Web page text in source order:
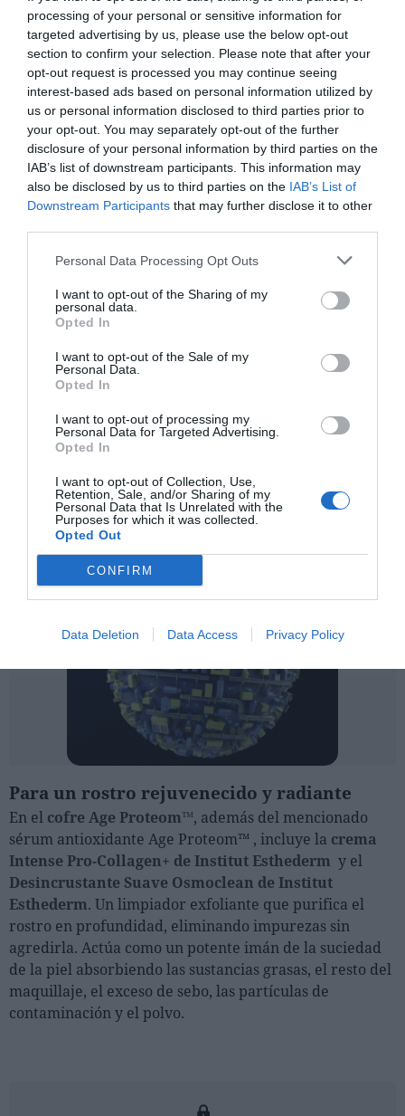
processing of your personal or sensitive information for
targeted advertising by us, please use the below opt-out
section to confirm your selection. Please note that after your
opt-out request is processed you may continue seeing
interest-based ads based on personal information utilized by
us or personal information disclosed to third parties prior to
your opt-out. You may separately opt-out of the further
disclosure of your personal information by third parties on the
IAB’s list of downstream participants. This information may
also be disclosed by us to third parties on the IAB’s List of
Downstream Participants that may further disclose it to other
Personal Data Processing Opt Outs
I want to opt-out of the Sharing of my
personal data.
Opted In
I want to opt-out of the Sale of my
Personal Data.
Opted In
I want to opt-out of processing my
Personal Data for Targeted Advertising.
Opted In
I want to opt-out of Collection, Use,
Retention, Sale, and/or Sharing of my
Personal Data that Is Unrelated with the
Purposes for which it was collected.
Opted Out
CONFIRM
Data Deletion Data Access Privacy Policy
En elcofre Pro Collagen+,además del sérum
antioxidanteAge Proteom™ ,podrás encontrar
crema Intense Pro-Collagen+, que estimula la
producción natural de cinco tipos de colágeno para
lograr un efectoliftinginmediato, duradero y natural. A
diferencia de otras hidratantes, combate visiblemente
la flacidez de la piel gracias a una combinación de 3
péptidos biomiméticos junto con un azúcar
biomimético.
Para un rostro rejuvenecido y radiante
En el cofreAge Proteom™, además del mencionado
sérum antioxidante Age Proteom™ , incluye la crema
Intense Pro-Collagen+ de Institut Esthederm y el
Desincrustante Suave Osmoclean de Institut
Esthederm. Un limpiador exfoliante que purifica el
rostro en profundidad, eliminando impurezas sin
agredirla. Actúa como un potente imán de la suciedad
de la piel absorbiendo las sustancias grasas, el resto del
maquillaje, el exceso de sebo, las partículas de
contaminación y el polvo.